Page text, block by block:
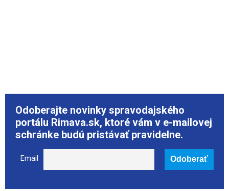
Odoberajte novinky spravodajského
portálu Rimava.sk, ktoré vám v e-mailovej
schránke budú pristávať pravidelne.
Email